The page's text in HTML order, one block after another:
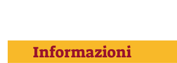
Informazioni